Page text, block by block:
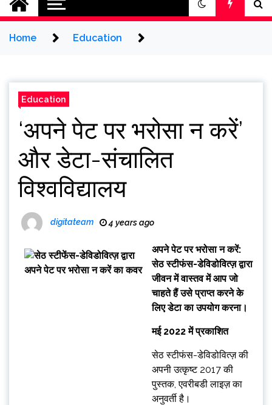
Home Education
Education
‘अपने पेट पर भरोसा न करें’
और डेटा-संचालित
विश्वविद्यालय
digitateam 4 years ago
अपने पेट पर भरोसा न करें:
सेठ स्टीफंस-डेविडोवित्ज़ द्वारा
जीवन में वास्तव में आप जो
चाहते हैं उसे प्राप्त करने के
लिए डेटा का उपयोग करना।
मई 2022 में प्रकाशित
सेठ स्टीफंस-डेविडोवित्ज़ की
अपनी उत्कृष्ट 2017 की
पुस्तक, एवरीबडी लाइज़ का
अनुवर्ती है।